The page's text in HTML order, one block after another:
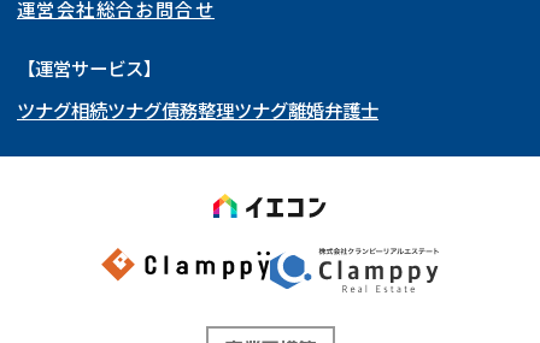
秋田県
福島県
埼玉県
茨城県 群馬県
愛知県
岐阜県 山梨県
関西
大阪府 京都府
奈良県
和歌山県
北陸・甲信越
石川県
富山県
岡山県
九州・沖縄
ゴミ屋敷
リースバック
運営会社総合お問合せ
【運営サービス】
ツナグ相続ツナグ債務整理ツナグ離婚弁護士